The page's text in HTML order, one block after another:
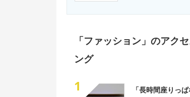
「ファッション」のアク
ング
1
「長時間座りっ